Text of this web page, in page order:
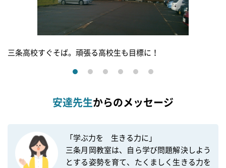
三条高校すぐそば。頑張る高校生も目標に！
安達先生からのメッセージ
「学ぶ力を　生きる力に」
三条月岡教室は、自ら学び問題解決しよう
とする姿勢を育て、たくましく生きる力を